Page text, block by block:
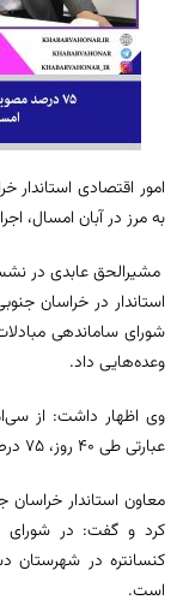
به مرز در آبان امسال،
مشیرالحق عابدی در
استاندار در خراسان
شورای ساماندهی
وعده‌هایی داد.
وی اظهار داشت: از
عبارتی طی ۴۰ روز، ۷۵ درصد مصوبات اجرایی شده است.
معاون استاندار
کرد و گفت: در شورای
کنسانتره در شهرستان
است.